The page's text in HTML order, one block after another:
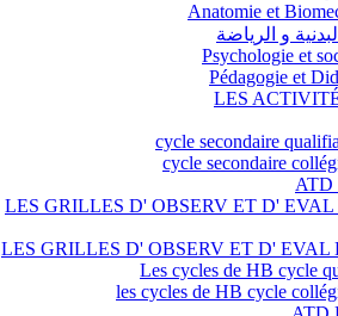
Anatomie et
و الرياضة
Psychologie et
Pédagogie et
LES
cycle secondaire
cycle secondaire
ATD
LES GRILLES D' OBSERV ET D' EVAL
LES GRILLES D' OBSERV ET D' EVAL
Les cycles de HB cycle
les cycles de HB cycle